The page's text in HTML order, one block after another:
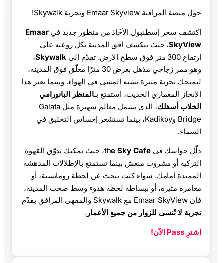
حول منصة المراقبة Emaar Skyview وتجربة Skywalk!
اكتشف سحر إسطنبول الأخّاذ من منظور جديد في Emaar
SkyView، حيث ينكشف أفق المدينة بكل روعته على
ارتفاع 300 متر فوق سطح الأرض. تقدّم إلى
Skywalk،
وهو ممر زجاجي مذهل بعرض 30 مترًا معلّق فوق المدينة،
ليمنحك تجربة مثيرة تشبه المشي في الهواء. وبينما تعبر هذا
الإنجاز المعماري الحديث، استمتع بـالمنظر البانورامي
الخلاب أسفلك
، الذي يشمل معالم شهيرة مثل Galata
Bridge وKadikoy، بينما تستشعر إحساس التحليق في
السماء.
دلّل حواسك في th e Sky Cafe
، حيث يمكنك تذوّق القهوة
التركية أو مشروب منعش بينما تستمتع بالإطلالات المدهشة
الممتدة أمامك. سواء كنت تبحث عن لحظة رومانسية، أو
مغامرة مثيرة، أو ببساطة لحظة هدوء وسط صخب المدينة،
فإن Emaar SkyView مع Skywalk والمقهى المرافق يقدّم
تجربة لا تُنسى للزوار من جميع الأعمار .
اشترِ Pass الآن!